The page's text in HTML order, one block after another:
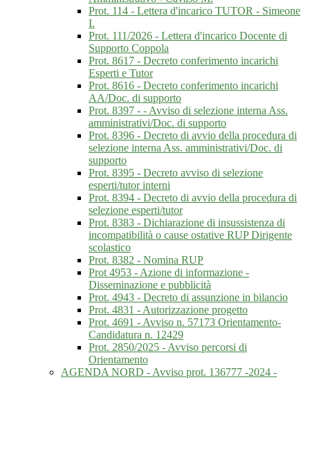
Prot. 114 - Lettera d'incarico TUTOR - Simeone
I.
Prot. 111/2026 - Lettera d'incarico Docente di
Supporto Coppola
Prot. 8617 - Decreto conferimento incarichi
Esperti e Tutor
Prot. 8616 - Decreto conferimento incarichi
AA/Doc. di supporto
Prot. 8397 - - Avviso di selezione interna Ass.
amministrativi/Doc. di supporto
Prot. 8396 - Decreto di avvio della procedura di
selezione interna Ass. amministrativi/Doc. di
supporto
Prot. 8395 - Decreto avviso di selezione
esperti/tutor interni
Prot. 8394 - Decreto di avvio della procedura di
selezione esperti/tutor
Prot. 8383 - Dichiarazione di insussistenza di
incompatibilità o cause ostative RUP Dirigente
scolastico
Prot. 8382 - Nomina RUP
Prot 4953 - Azione di informazione -
Disseminazione e pubblicità
Prot. 4943 - Decreto di assunzione in bilancio
Prot. 4831 - Autorizzazione progetto
Prot. 4691 - Avviso n. 57173 Orientamento-
Candidatura n. 12429
Prot. 2850/2025 - Avviso percorsi di
Orientamento
AGENDA NORD - Avviso prot. 136777 -2024 -